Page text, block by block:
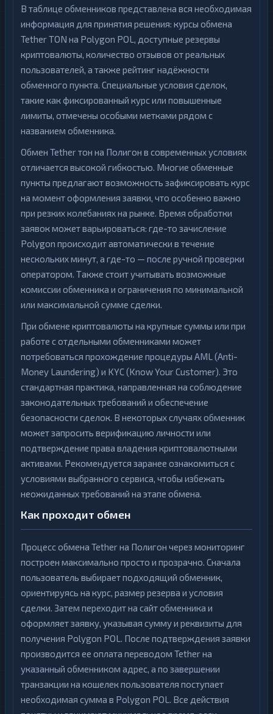
В таблице обменников представлена вся необходимая
информация для принятия решения: курсы обмена
Tether TON на Polygon POL, доступные резервы
криптовалюты, количество отзывов от реальных
пользователей, а также рейтинг надёжности
обменного пункта. Специальные условия сделок,
такие как фиксированный курс или повышенные
лимиты, отмечены особыми метками рядом с
названием обменника.
Обмен Tether тон на Полигон в современных условиях
отличается высокой гибкостью. Многие обменные
пункты предлагают возможность зафиксировать курс
на момент оформления заявки, что особенно важно
при резких колебаниях на рынке. Время обработки
заявок может варьироваться: где-то зачисление
Polygon происходит автоматически в течение
нескольких минут, а где-то — после ручной проверки
оператором. Также стоит учитывать возможные
комиссии обменника и ограничения по минимальной
или максимальной сумме сделки.
При обмене криптовалюты на крупные суммы или при
работе с отдельными обменниками может
потребоваться прохождение процедуры AML (Anti-
Money Laundering) и KYC (Know Your Customer). Это
стандартная практика, направленная на соблюдение
законодательных требований и обеспечение
безопасности сделок. В некоторых случаях обменник
может запросить верификацию личности или
подтверждение права владения криптовалютными
активами. Рекомендуется заранее ознакомиться с
условиями выбранного сервиса, чтобы избежать
неожиданных требований на этапе обмена.
Как проходит обмен
Процесс обмена Tether на Полигон через мониторинг
построен максимально просто и прозрачно. Сначала
пользователь выбирает подходящий обменник,
ориентируясь на курс, размер резерва и условия
сделки. Затем переходит на сайт обменника и
оформляет заявку, указывая сумму и реквизиты для
получения Polygon POL. После подтверждения заявки
производится ее оплата переводом Tether на
указанный обменником адрес, а по завершении
транзакции на кошелек пользователя поступает
необходимая сумма в Polygon POL. Все действия